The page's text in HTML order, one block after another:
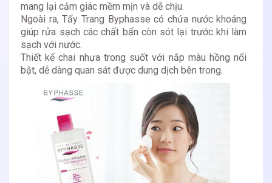
mang lại cảm giác mềm mịn và dễ chịu.
Ngoài ra, Tẩy Trang Byphasse có chứa nước khoáng
giúp rửa sạch các chất bẩn còn sót lại trước khi làm
sạch với nước.
Thiết kế chai nhựa trong suốt với nắp màu hồng nổi
bật, dễ dàng quan sát được dung dịch bên trong.